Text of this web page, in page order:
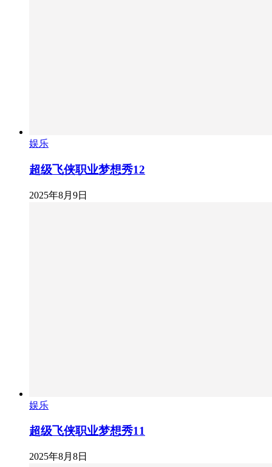
娱乐
超级飞侠职业梦想秀12
2025年8月9日
娱乐
超级飞侠职业梦想秀11
2025年8月8日